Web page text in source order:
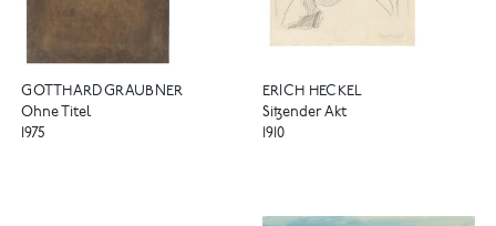
GOTTHARD GRAUBNER
Ohne Titel
1975
ERICH HECKEL
Sitzender Akt
1910